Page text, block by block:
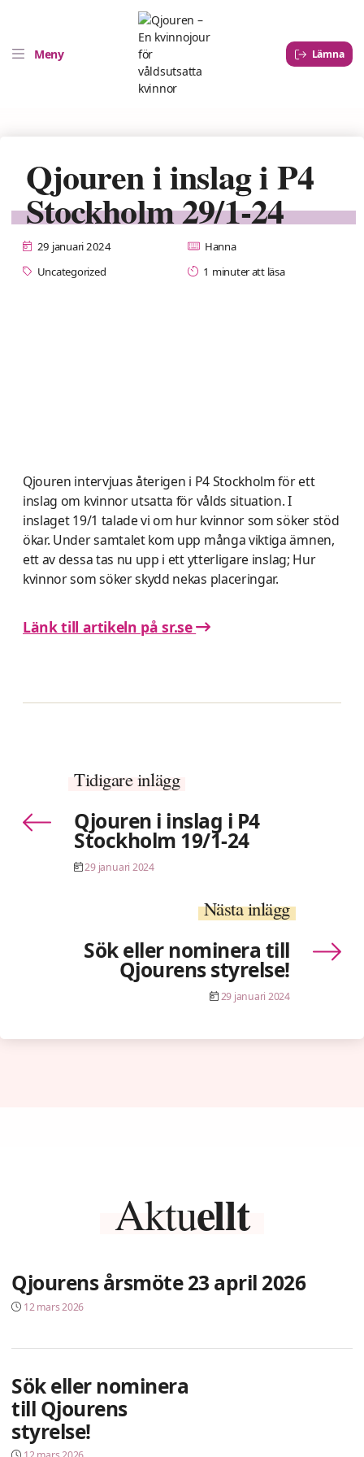
Meny Lämna
Qjouren i inslag i P4
Stockholm 29/1-24
29 januari 2024
Hanna
Uncategorized
1 minuter att läsa
Qjouren intervjuas återigen i P4 Stockholm för ett
inslag om kvinnor utsatta för vålds situation. I
inslaget 19/1 talade vi om hur kvinnor som söker stöd
ökar. Under samtalet kom upp många viktiga ämnen,
ett av dessa tas nu upp i ett ytterligare inslag; Hur
kvinnor som söker skydd nekas placeringar.
Länk till artikeln på sr.se
Tidigare inlägg
Qjouren i inslag i P4
Stockholm 19/1-24
29 januari 2024
Nästa inlägg
Sök eller nominera till
Qjourens styrelse!
29 januari 2024
Aktuellt
Qjourens årsmöte 23 april 2026
12 mars 2026
Sök eller nominera
till Qjourens
styrelse!